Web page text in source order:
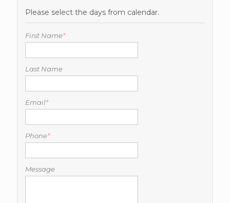
Please select the days from calendar.
First Name*
Last Name
Email*
Phone*
Message